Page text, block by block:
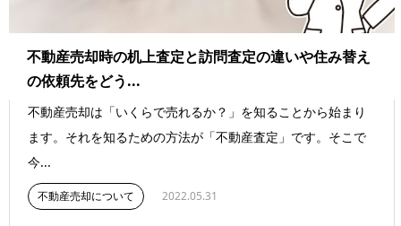
不動産売却時の机上査定と訪問査定の違いや住み替え
の依頼先をどう...
不動産売却は「いくらで売れるか？」を知ることから始まり
ます。それを知るための方法が「不動産査定」です。そこで
今...
不動産売却について 2022.05.31